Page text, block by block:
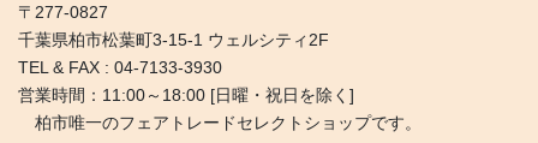
〒277-0827
千葉県柏市松葉町3-15-1 ウェルシティ2F
TEL & FAX : 04-7133-3930
営業時間：11:00～18:00 [日曜・祝日を除く]
柏市唯一のフェアトレードセレクトショップです。